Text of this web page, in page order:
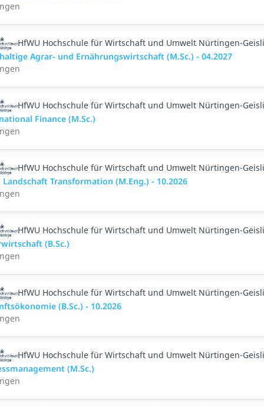
HfWU Hochschule für Wirtschaft und Umwelt Nürtingen-
Agrar- und Ernährungswirtschaft (M.Sc.) - 04.2027
HfWU Hochschule für Wirtschaft und Umwelt Nürtingen-
Finance (M.Sc.)
HfWU Hochschule für Wirtschaft und Umwelt Nürtingen-
Landschaft Transformation (M.Eng.) - 10.2026
HfWU Hochschule für Wirtschaft und Umwelt Nürtingen-
(B.Sc.)
HfWU Hochschule für Wirtschaft und Umwelt Nürtingen-
(B.Sc.) - 10.2026
HfWU Hochschule für Wirtschaft und Umwelt Nürtingen-
(M.Sc.)